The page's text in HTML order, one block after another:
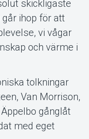
skickligaste
ihop för att
vi vågar
och värme i
tolkningar
Van Morrison,
gånglåt
med eget